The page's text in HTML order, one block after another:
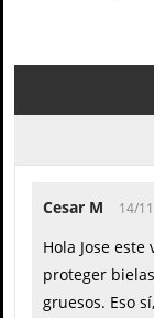
Cesar M 14/
Hola Jose
proteger
gruesos. Eso